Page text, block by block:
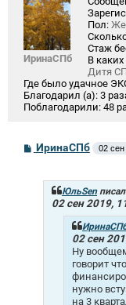
ИринаСПб
Пол:
Стаж
В
Дитя
Где было удачное
Благодарил (а): 3
Поблагодарили: 48
СИринаСПб 02 сен
ЮльSen
02 сен 2019,
02 сен
Ну
говорит
нужно
на 3